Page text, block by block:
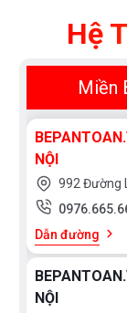
Phải Lỗi Không?
Hệ
Miền
NỘI
992 Đường
Dẫn đường
NỘI